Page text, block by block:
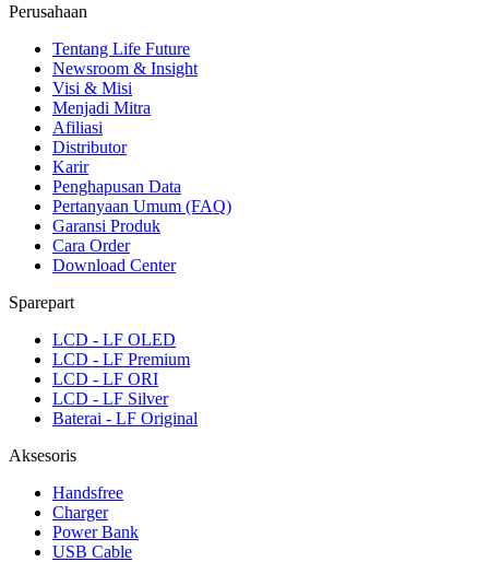
Perusahaan
Tentang Life Future
Newsroom & Insight
Visi & Misi
Menjadi Mitra
Afiliasi
Distributor
Karir
Penghapusan Data
Pertanyaan Umum (FAQ)
Garansi Produk
Cara Order
Download Center
Sparepart
LCD - LF OLED
LCD - LF Premium
LCD - LF ORI
LCD - LF Silver
Baterai - LF Original
Aksesoris
Handsfree
Charger
Power Bank
USB Cable